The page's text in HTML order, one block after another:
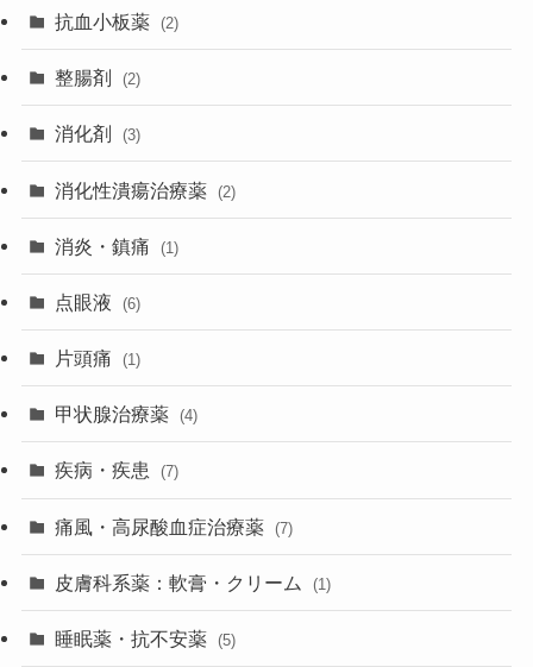
抗血小板薬 (2)
整腸剤 (2)
消化剤 (3)
消化性潰瘍治療薬 (2)
消炎・鎮痛 (1)
点眼液 (6)
片頭痛 (1)
甲状腺治療薬 (4)
疾病・疾患 (7)
痛風・高尿酸血症治療薬 (7)
皮膚科系薬：軟膏・クリーム (1)
睡眠薬・抗不安薬 (5)